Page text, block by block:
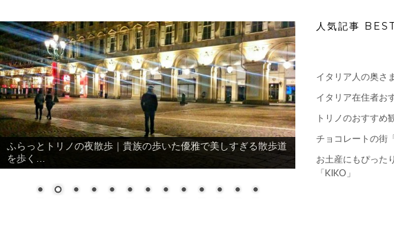
ふらっとトリノの夜散歩｜貴族の歩いた優雅で美しすぎる散歩道
を歩く…
人気記事
イタリア人の奥さ
イタリア在住者お
トリノのおすすめ
チョコレートの街
お土産にもぴった
「KIKO」